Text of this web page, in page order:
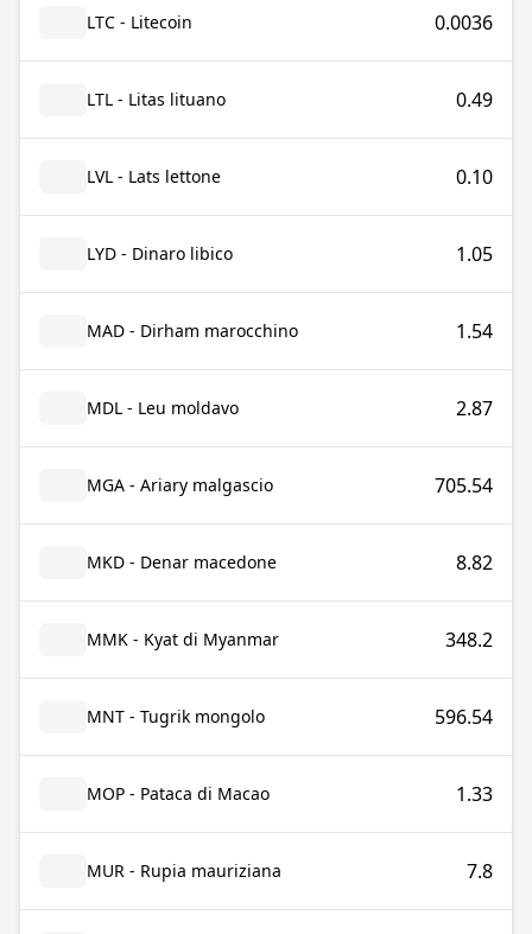
LTC - Litecoin 0.0036
LTL - Litas lituano 0.49
LVL - Lats lettone 0.10
LYD - Dinaro libico 1.05
MAD - Dirham marocchino 1.54
MDL - Leu moldavo 2.87
MGA - Ariary malgascio 705.54
MKD - Denar macedone 8.82
MMK - Kyat di Myanmar 348.2
MNT - Tugrik mongolo 596.54
MOP - Pataca di Macao 1.33
MUR - Rupia mauriziana 7.8